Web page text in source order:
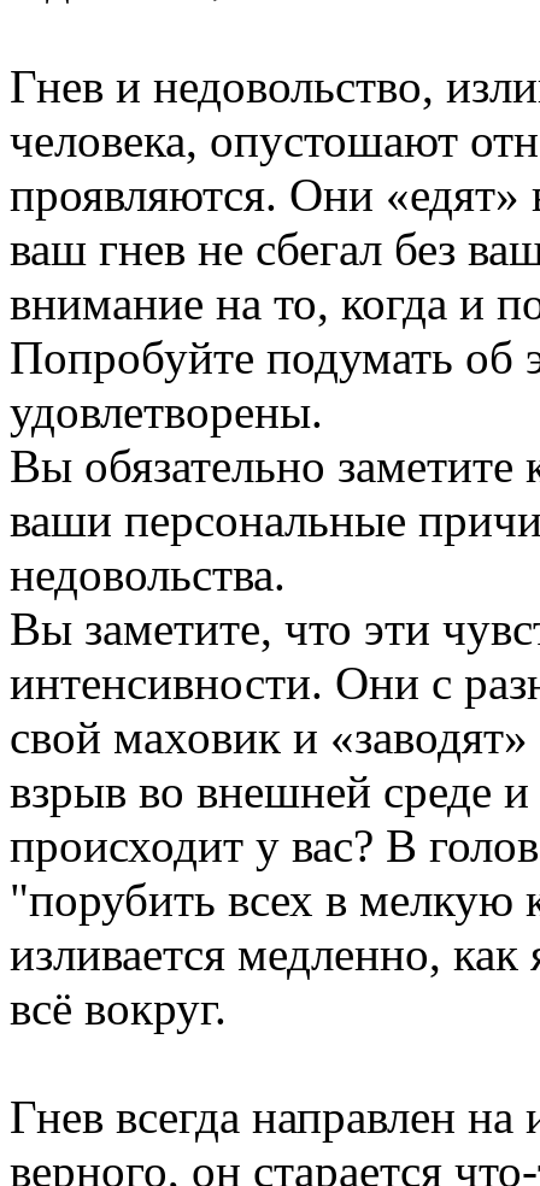
Гнев и недовольство,
человека, опустошают
проявляются. Они
ваш гнев не сбегал без
внимание на то, когда и
Попробуйте подумать об
удовлетворены.
Вы обязательно заметите
ваши персональные
недовольства.
Вы заметите, что эти
интенсивности. Они с
свой маховик и
взрыв во внешней среде
происходит у вас? В
"порубить всех в мелкую
изливается медленно,
всё вокруг.
Гнев всегда направлен на
верного, он старается